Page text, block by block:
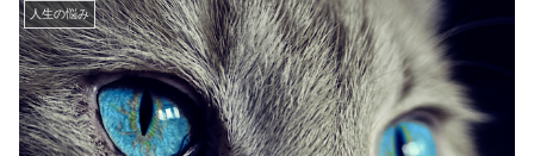
人生の悩み